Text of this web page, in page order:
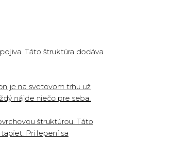
Táto štruktúra dodáva
je na svetovom trhu už
nájde niečo pre seba.
štruktúrou. Táto
Pri lepení sa